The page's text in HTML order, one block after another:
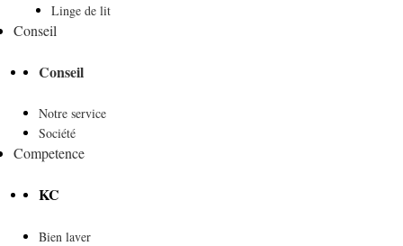
Linge de lit
Conseil
Conseil
Notre service
Société
Competence
KC
Bien laver